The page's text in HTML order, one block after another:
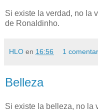
Si existe la verdad, no la
de Ronaldinho.
HLO en 16:56 1
Belleza
Si existe la belleza, no la